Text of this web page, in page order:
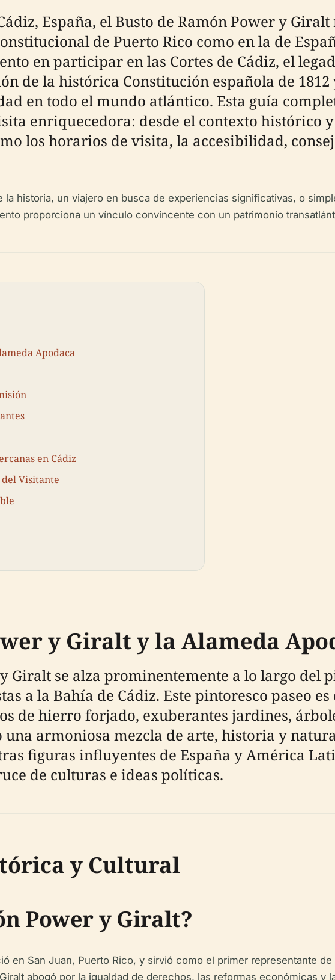
España, el Busto de Ramón Power y
de Puerto Rico como en la de
en participar en las Cortes de Cádiz, el
de la histórica Constitución española de
en todo el mundo atlántico. Esta guía
enriquecedora: desde el contexto histórico
los horarios de visita, la accesibilidad,
la historia, un viajero en busca de experiencias significativas, o
proporciona un vínculo convincente con un patrimonio
Apodaca
en Cádiz
del Visitante
y Giralt y la Alameda
Giralt se alza prominentemente a lo largo del
a la Bahía de Cádiz. Este pintoresco paseo
de hierro forjado, exuberantes jardines,
una armoniosa mezcla de arte, historia y
figuras influyentes de España y América
de culturas e ideas políticas.
y Cultural
Power y Giralt?
en San Juan, Puerto Rico, y sirvió como el primer representante
abogó por la igualdad de derechos, las reformas económicas y